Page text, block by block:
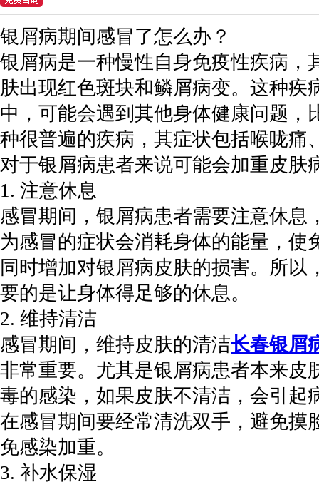
银屑病期间感冒了怎么办？
银屑病是一种慢性自身免疫性疾病，
肤出现红色斑块和鳞屑病变。这种疾
中，可能会遇到其他身体健康问题，
种很普遍的疾病，其症状包括喉咙痛
对于银屑病患者来说可能会加重皮肤
1. 注意休息
感冒期间，银屑病患者需要注意休息
为感冒的症状会消耗身体的能量，使
同时增加对银屑病皮肤的损害。所以
要的是让身体得足够的休息。
2. 维持清洁
感冒期间，维持皮肤的清洁长春银屑
非常重要。尤其是银屑病患者本来皮
毒的感染，如果皮肤不清洁，会引起
在感冒期间要经常清洗双手，避免摸
免感染加重。
3. 补水保湿